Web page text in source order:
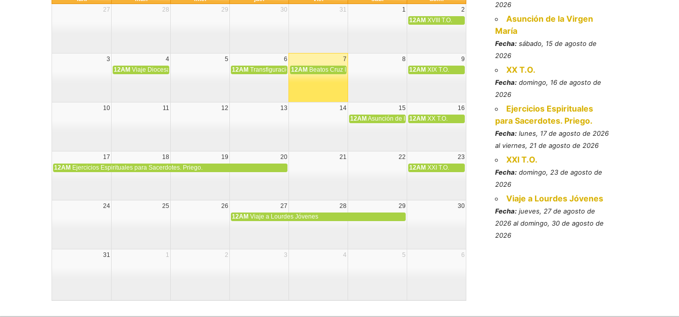
27
28 29 30 31 1
2
12AM XVIII T.O.
3 4 5 6 7 8
9
12AM Viaje Diocesano a Japón. 12AM Transfiguración del Señor
12AM Beatos Cruz Laplana, obispo, y Fernando Español, presbítero, mártires (MO)
12AM XIX T.O.
10 11 12 13 14 15
16
12AM Asunción de la Virgen María
12AM XX T.O.
17 18 19 20 21 22
23
12AM Ejercicios Espirituales para Sacerdotes. Priego. 12AM XXI T.O.
24 25 26 27 28 29
30
12AM Viaje a Lourdes Jóvenes
31 1 2 3 4 5 6
2026
Asunción de la Virgen
María
Fecha: sábado, 15 de agosto de
2026
XX T.O.
Fecha: domingo, 16 de agosto de
2026
Ejercicios Espirituales
para Sacerdotes. Priego.
Fecha: lunes, 17 de agosto de 2026
al viernes, 21 de agosto de 2026
XXI T.O.
Fecha: domingo, 23 de agosto de
2026
Viaje a Lourdes Jóvenes
Fecha: jueves, 27 de agosto de
2026 al domingo, 30 de agosto de
2026